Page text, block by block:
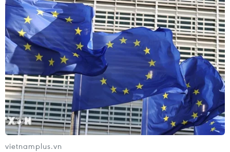
Công nghệ Robot Da Vinci
nâng cao năng lực phẫu thuật
chuyên sâu tại Bệnh viện K
06/08/2026 02:13
Cứu nạn thành công 30 ngư dân của
tàu cá bị cháy trên vùng biển Khánh
Hòa
05/08/2026 03:58
vietnamplus.vn